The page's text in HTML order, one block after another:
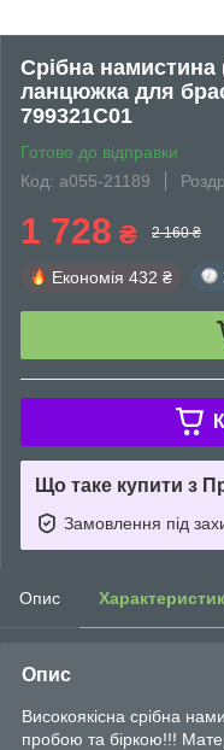
Срібна
ланцюжка для
799321C01
Готово до відправки
Код: а055-21189
1 728 ₴ 2 160 ₴
Економія 432 ₴
Що таке купити з
Замовлення під
Опис
Опис
Високоякісна срібна
пробою та біркою!!!